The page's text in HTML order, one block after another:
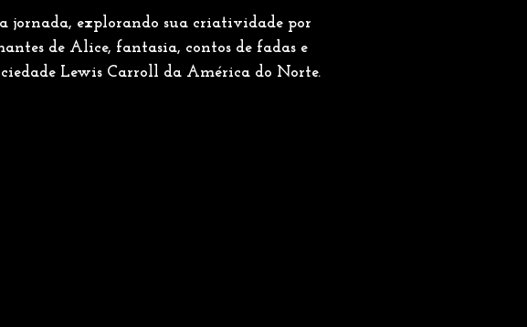
jornada, explorando sua criatividade por
de Alice, fantasia, contos de fadas e
Lewis Carroll da América do Norte.